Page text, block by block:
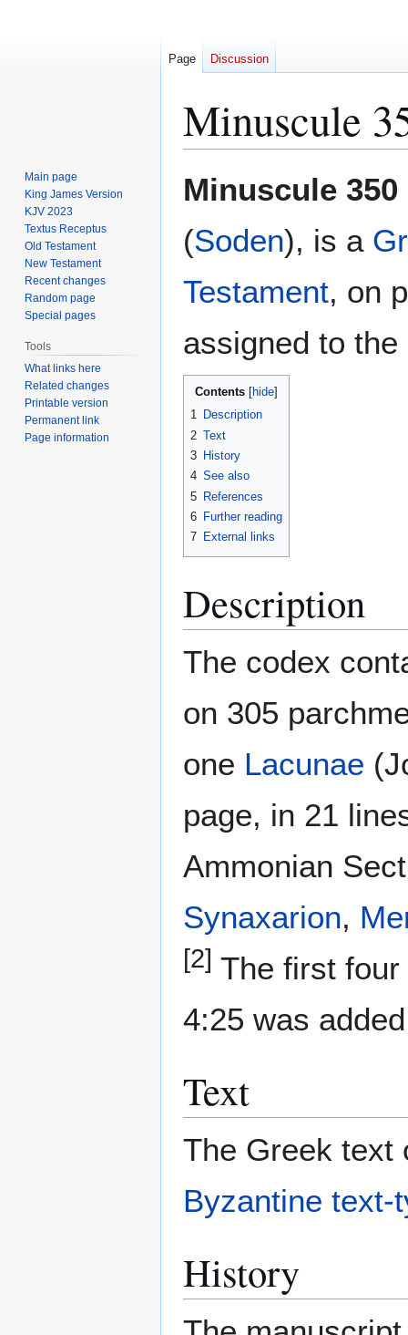
Minuscule
toto
Minuscule 350
(Soden), is a
Testament, on
assigned to the
Contents
1 Description
2 Text
3 History
4 See also
5 References
6 Further reading
7 External links
Description
The codex
on 305
one Lacunae
page, in 21
Ammonian
Synaxarion,
[2] The first
4:25 was
Text
The Greek text
Byzantine text-
History
Page Discussion
Main page
King James Version
KJV 2023
Textus Receptus
Old Testament
New Testament
Recent changes
Random page
Special pages
Tools
What links here
Related changes
Printable version
Permanent link
Page information